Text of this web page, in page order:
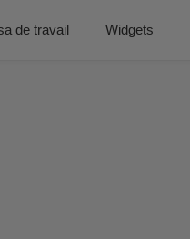
de travail Widgets